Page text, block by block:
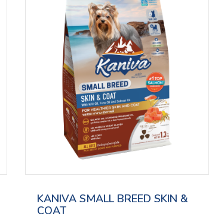
KANIVA SMALL BREED SKIN &
COAT